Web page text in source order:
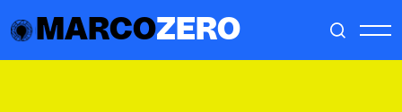
MARCOZERO